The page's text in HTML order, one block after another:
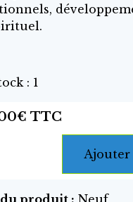
: 1
TTC
Ajouter
produit : Neuf